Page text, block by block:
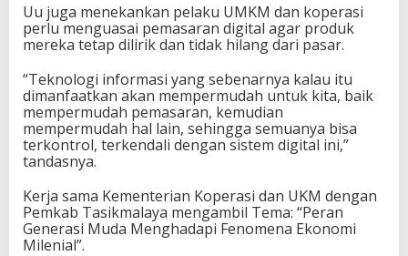
Uu juga menekankan pelaku UMKM dan koperasi
perlu menguasai pemasaran digital agar produk
mereka tetap dilirik dan tidak hilang dari pasar.
“Teknologi informasi yang sebenarnya kalau itu
dimanfaatkan akan mempermudah untuk kita, baik
mempermudah pemasaran, kemudian
mempermudah hal lain, sehingga semuanya bisa
terkontrol, terkendali dengan sistem digital ini,”
tandasnya.
Kerja sama Kementerian Koperasi dan UKM dengan
Pemkab Tasikmalaya mengambil Tema: “Peran
Generasi Muda Menghadapi Fenomena Ekonomi
Milenial”.